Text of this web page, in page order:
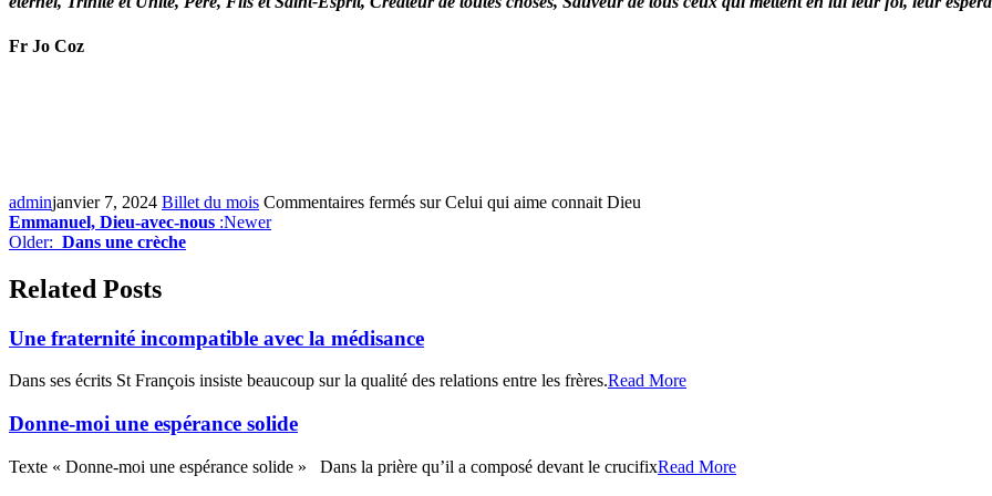
Fr Jo Coz
adminjanvier 7, 2024 Billet du mois Commentaires fermés sur Celui qui aime connait Dieu
Emmanuel, Dieu-avec-nous :Newer
Older: Dans une crèche
Related Posts
Une fraternité incompatible avec la médisance
Dans ses écrits St François insiste beaucoup sur la qualité des relations entre les frères.Read More
Donne-moi une espérance solide
Texte « Donne-moi une espérance solide » Dans la prière qu’il a composé devant le crucifixRead More